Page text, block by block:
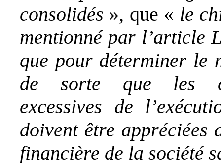
consolidés », que « le
mentionné par l’article
que pour déterminer le
de sorte que les
excessives de
doivent être appréciées
financière de la société